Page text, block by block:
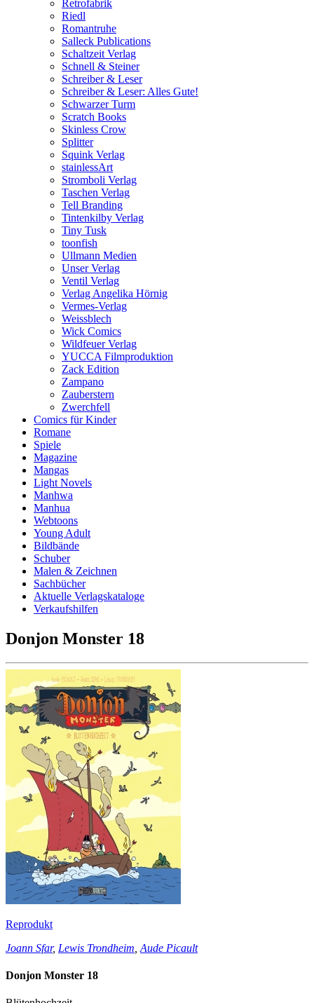
Retrofabrik
Riedl
Romantruhe
Salleck Publications
Schaltzeit Verlag
Schnell & Steiner
Schreiber & Leser
Schreiber & Leser: Alles Gute!
Schwarzer Turm
Scratch Books
Skinless Crow
Splitter
Squink Verlag
stainlessArt
Stromboli Verlag
Taschen Verlag
Tell Branding
Tintenkilby Verlag
Tiny Tusk
toonfish
Ullmann Medien
Unser Verlag
Ventil Verlag
Verlag Angelika Hörnig
Vermes-Verlag
Weissblech
Wick Comics
Wildfeuer Verlag
YUCCA Filmproduktion
Zack Edition
Zampano
Zauberstern
Zwerchfell
Comics für Kinder
Romane
Spiele
Magazine
Mangas
Light Novels
Manhwa
Manhua
Webtoons
Young Adult
Bildbände
Schuber
Malen & Zeichnen
Sachbücher
Aktuelle Verlagskataloge
Verkaufshilfen
Donjon Monster 18
Reprodukt
Joann Sfar, Lewis Trondheim Aude Picault
Donjon Monster 18